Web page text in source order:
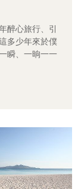
醉心旅行、引
多少年來於僕
瞬、一晌一一